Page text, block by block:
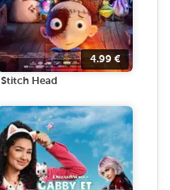
4.99 €
Stitch Head